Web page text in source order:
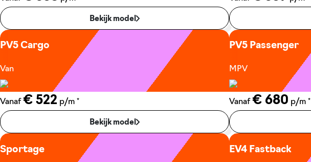
Bekijk model
PV5 Cargo
Van
Vanaf € 522 p/m *
Bekijk model
PV5 Passenger
MPV
Vanaf € 680 p/m *
Sportage EV4 Fastback